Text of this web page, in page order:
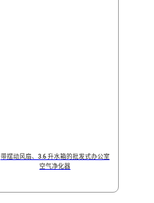
带摆动风扇、3.6 升水箱的批发式办公室
空气净化器